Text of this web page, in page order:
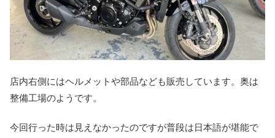
店内右側にはヘルメットや部品なども販売しています。奥は
整備工場のようです。
今回行った時は見えなかったのですが普段は日本語が堪能で